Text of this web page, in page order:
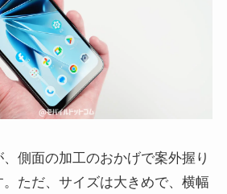
側面の加工のおかげで案外握り
ただ、サイズは大きめで、横幅